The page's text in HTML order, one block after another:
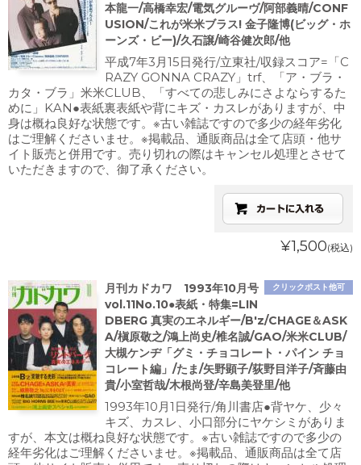
本龍一/高橋幸宏/電気グルーヴ/阿部義晴/CONF
USION/これが米米ブラス! 金子隆博(ビッグ・ホ
ーンズ・ビー)/久石譲/崎谷健次郎/他
平成7年3月15日発行/立東社/収録スコア=「C
RAZY GONNA CRAZY」trf、「ア・ブラ・
カタ・ブラ」米米CLUB、「すべての悲しみにさよならするた
めに」KAN●表紙裏表紙や背にキズ・カスレがありますが、中
身は概ね良好な状態です。※古い雑誌ですので多少の経年劣化
はご理解くださいませ。※掲載品、通販商品は全て店頭・他サ
イト販売と併用です。売り切れの際はキャンセル処理とさせて
いただきますので、御了承ください。
¥1,500(税込)
クリックポスト他可
月刊カドカワ 1993年10月号
vol.11No.10●表紙・特集=LIN
DBERG 真実のエネルギー/B'z/CHAGE＆ASK
A/槇原敬之/鴻上尚史/椎名誠/GAO/米米CLUB/
大槻ケンヂ「グミ・チョコレート・パイン チョ
コレート編」/たま/矢野顕子/荻野目洋子/斉藤由
貴/小室哲哉/木根尚登/辛島美登里/他
1993年10月1日発行/角川書店●背ヤケ、少々
キズ、カスレ、小口部分にヤケシミがありま
すが、本文は概ね良好な状態です。※古い雑誌ですので多少の
経年劣化はご理解くださいませ。※掲載品、通販商品は全て店